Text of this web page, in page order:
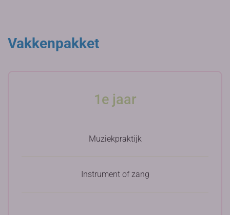
Vakkenpakket
1e jaar
Muziekpraktijk
Instrument of zang